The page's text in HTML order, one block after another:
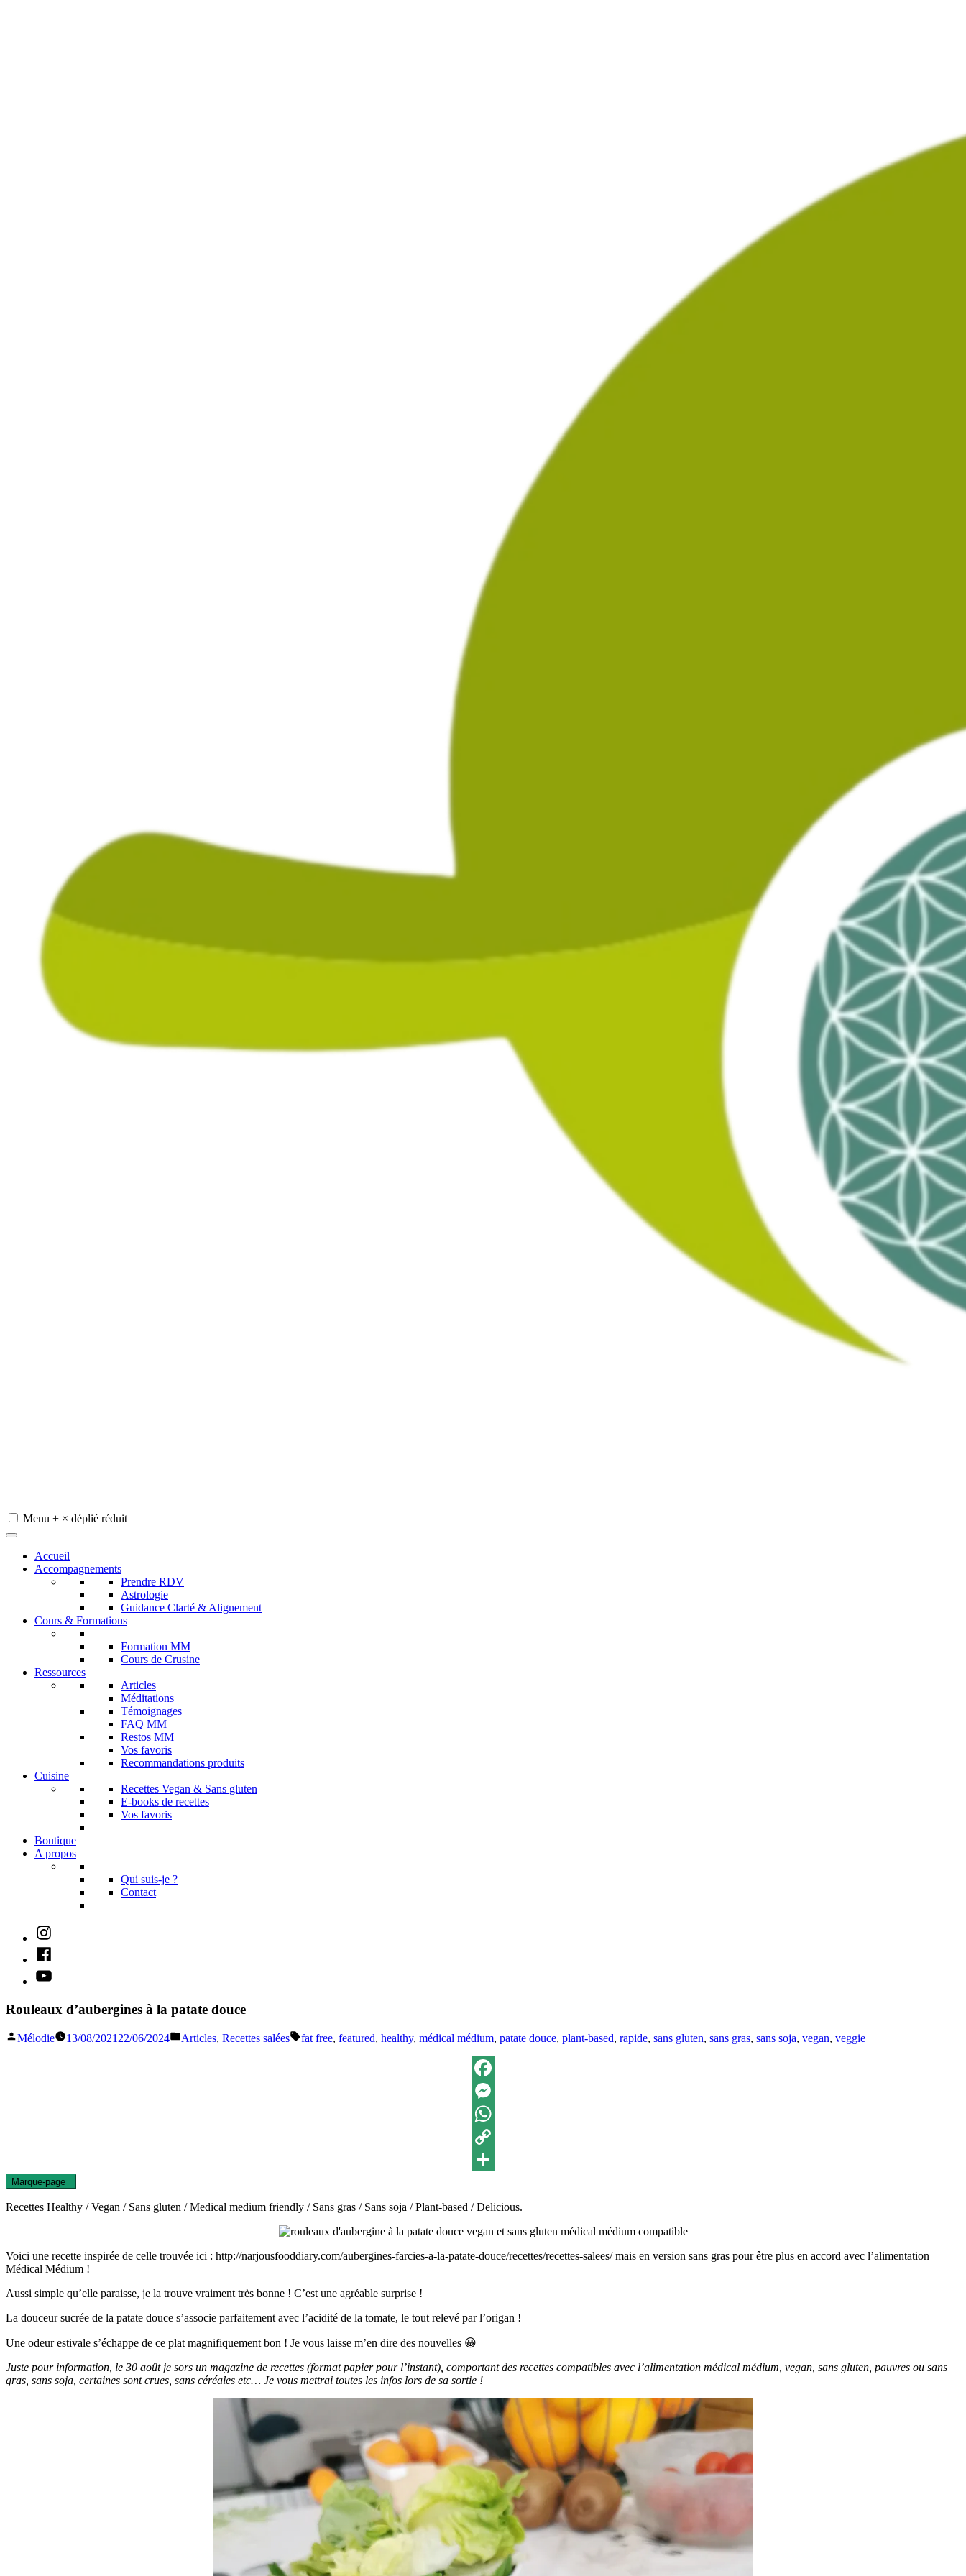
Menu + × déplié réduit
Accueil
Accompagnements
Prendre RDV
Astrologie
Guidance Clarté & Alignement
Cours & Formations
Formation MM
Cours de Crusine
Ressources
Articles
Méditations
Témoignages
FAQ MM
Restos MM
Vos favoris
Recommandations produits
Cuisine
Recettes Vegan & Sans gluten
E-books de recettes
Vos favoris
Boutique
A propos
Qui suis-je ?
Contact
Instagram
Facebook
Youtube
Rouleaux d’aubergines à la patate douce
Publié
Mélodie 13/08/202122/06/2024
Publié
Articles, Recettes salées Étiquettes :
fat free, featured, healthy, médical médium, patate douce, plant-based, rapide, sans gluten, sans gras, sans soja, vegan, veggie
Facebook
Messenger
WhatsApp
Copy
Marque-page
Recettes Healthy / Vegan / Sans gluten / Medical medium friendly / Sans gras / Sans soja / Plant-based / Delicious.
Voici une recette inspirée de celle trouvée ici : http://narjousfooddiary.com/aubergines-farcies-a-la-patate-douce/recettes/recettes-salees/ mais en version sans gras pour être plus en accord avec l’alimentation
Médical Médium !
Aussi simple qu’elle paraisse, je la trouve vraiment très bonne ! C’est une agréable surprise !
La douceur sucrée de la patate douce s’associe parfaitement avec l’acidité de la tomate, le tout relevé par l’origan !
Une odeur estivale s’échappe de ce plat magnifiquement bon ! Je vous laisse m’en dire des nouvelles 😀
Juste pour information, le 30 août je sors un magazine de recettes (format papier pour l’instant), comportant des recettes compatibles avec l’alimentation médical médium, vegan, sans gluten, pauvres ou sans
gras, sans soja, certaines sont crues, sans céréales etc… Je vous mettrai toutes les infos lors de sa sortie !